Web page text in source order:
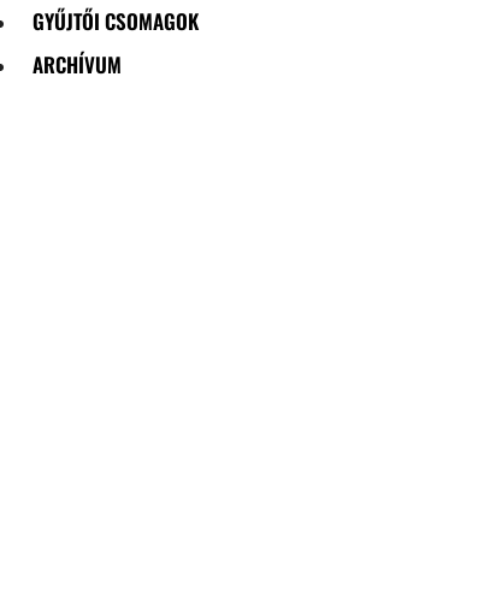
GYŰJTŐI CSOMAGOK
ARCHÍVUM